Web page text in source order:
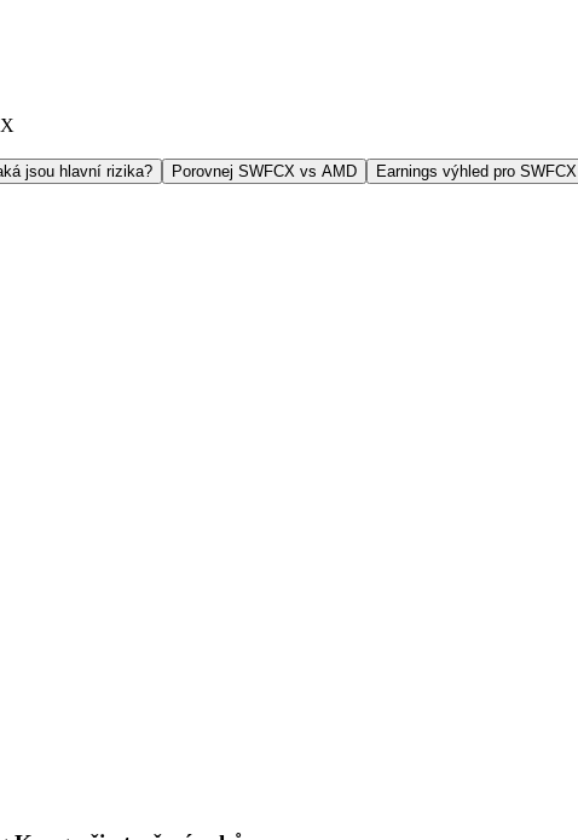
jsou hlavní rizika? Porovnej SWFCX vs AMD Earnings výhled pro SWFCX